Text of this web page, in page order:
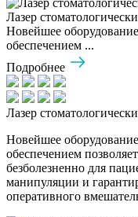
Лазер
Новейшее
обеспечением ...
Подробнее
Лазер
Новейшее
обеспечением
безболезненно для
манипуляции и
оперативного